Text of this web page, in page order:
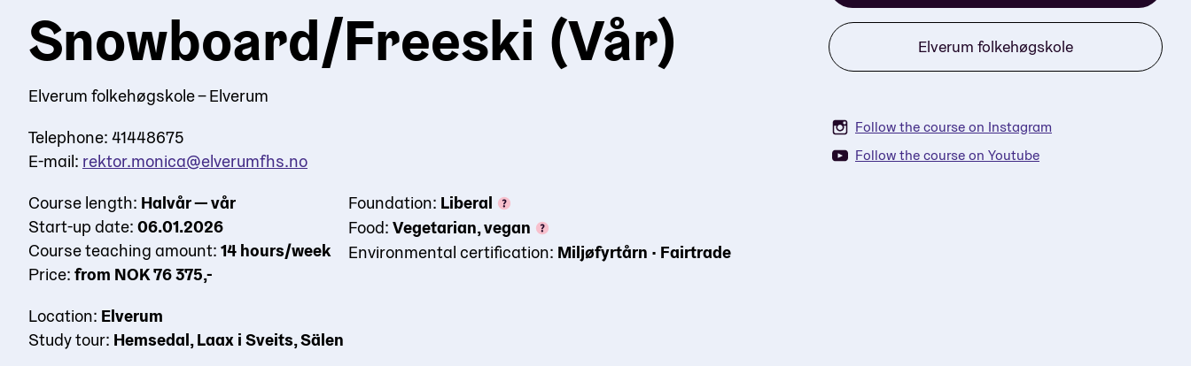
Snowboard/Freeski (Vår)
Elverum folkehøgskole – Elverum
Telephone: 41448675
E-mail: rektor.monica@elverumfhs.no
Course length: Halvår — vår
Start-up date: 06.01.2026
Course teaching amount: 14 hours/week
Price: from NOK 76 375,-
Foundation: Liberal
Food: Vegetarian, vegan
Environmental certification: Miljøfyrtårn • Fairtrade
Location: Elverum
Study tour: Hemsedal, Laax i Sveits, Sälen
Elverum folkehøgskole
Follow the course on Instagram
Follow the course on Youtube